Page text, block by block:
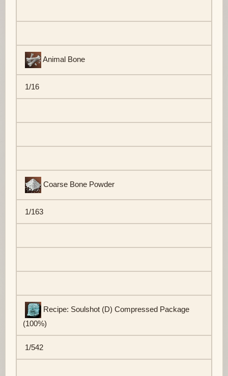
Animal Bone
1/16
Coarse Bone Powder
1/163
Recipe: Soulshot (D) Compressed Package
(100%)
1/542